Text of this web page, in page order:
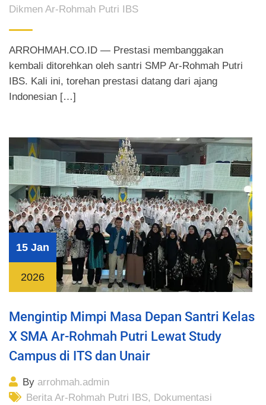
Dikmen Ar-Rohmah Putri IBS
ARROHMAH.CO.ID — Prestasi membanggakan
kembali ditorehkan oleh santri SMP Ar-Rohmah Putri
IBS. Kali ini, torehan prestasi datang dari ajang
Indonesian […]
15 Jan
2026
Mengintip Mimpi Masa Depan Santri Kelas
X SMA Ar-Rohmah Putri Lewat Study
Campus di ITS dan Unair
By arrohmah.admin
Berita Ar-Rohmah Putri IBS, Dokumentasi